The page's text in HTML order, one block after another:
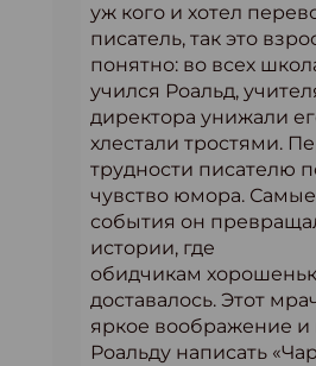
уж кого и хотел
писатель, так это
понятно: во всех
учился Роальд,
директора унижали
хлестали тростями.
трудности писателю
чувство юмора.
события он
истории, где
обидчикам
доставалось. Этот
яркое воображение и
Роальду написать